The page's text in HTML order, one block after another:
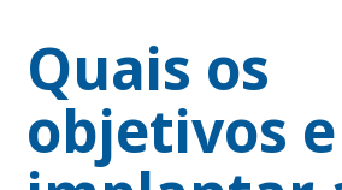
Quais os
objetivos